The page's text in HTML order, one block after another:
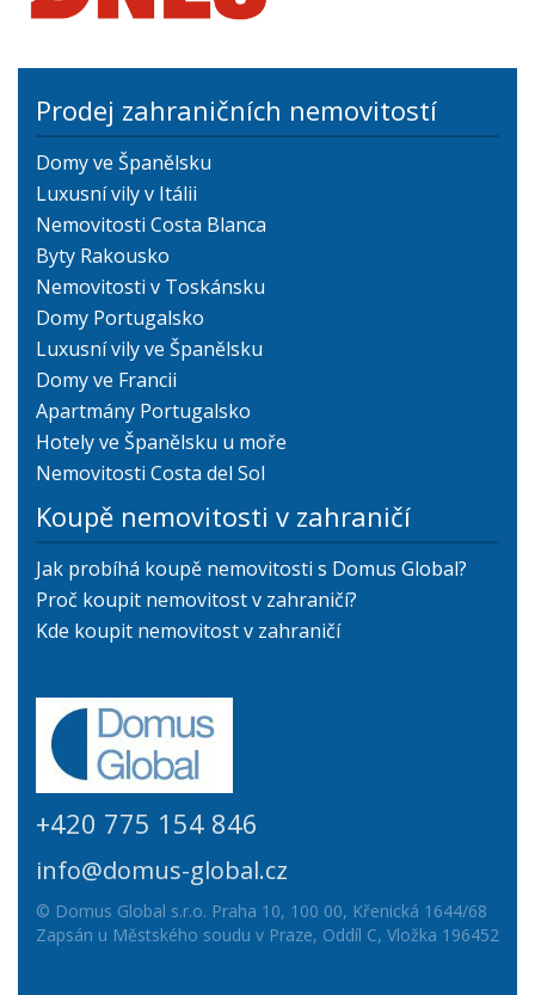
Prodej zahraničních nemovitostí
Domy ve Španělsku
Luxusní vily v Itálii
Nemovitosti Costa Blanca
Byty Rakousko
Nemovitosti v Toskánsku
Domy Portugalsko
Luxusní vily ve Španělsku
Domy ve Francii
Apartmány Portugalsko
Hotely ve Španělsku u moře
Nemovitosti Costa del Sol
Koupě nemovitosti v zahraničí
Jak probíhá koupě nemovitosti s Domus Global?
Proč koupit nemovitost v zahraničí?
Kde koupit nemovitost v zahraničí
+420 775 154 846
info@domus-global.cz
© Domus Global s.r.o. Praha 10, 100 00, Křenická 1644/68
Zapsán u Městského soudu v Praze, Oddíl C, Vložka 196452